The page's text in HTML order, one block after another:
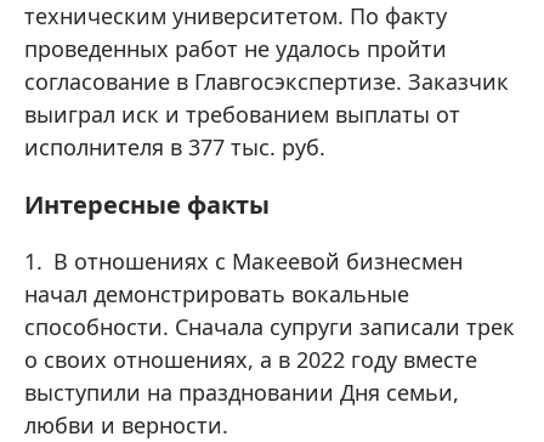
техническим университетом. По факту
проведенных работ не удалось пройти
согласование в Главгосэкспертизе. Заказчик
выиграл иск и требованием выплаты от
исполнителя в 377 тыс. руб.
Интересные факты
В отношениях с Макеевой бизнесмен
начал демонстрировать вокальные
способности. Сначала супруги записали трек
о своих отношениях, а в 2022 году вместе
выступили на праздновании Дня семьи,
любви и верности.